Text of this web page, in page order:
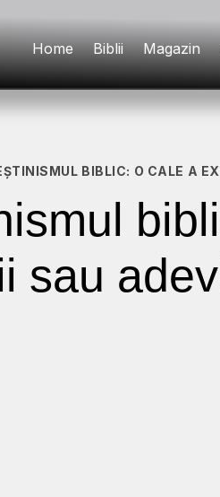
Home Biblii Magazin
BIBLIC: O CALE A
sau